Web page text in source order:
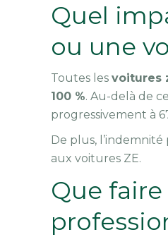
Quel
ou une
Toutes les voitures
100 %. Au-delà de
progressivement à
De plus,
aux voitures ZE.
Que